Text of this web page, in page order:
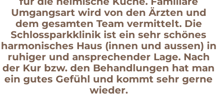
Umgangsart wird von den Ärzten und
dem gesamten Team vermittelt. Die
Schlossparkklinik ist ein sehr schönes
harmonisches Haus (innen und aussen) in
ruhiger und ansprechender Lage. Nach
der Kur bzw. den Behandlungen hat man
ein gutes Gefühl und kommt sehr gerne
wieder.